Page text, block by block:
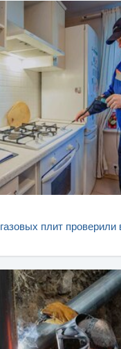
плит проверили